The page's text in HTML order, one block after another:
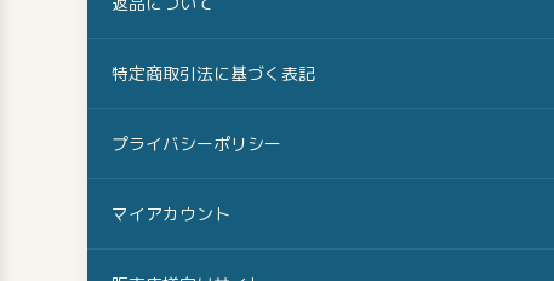
特定商取引法に基づく表記
プライバシーポリシー
マイアカウント